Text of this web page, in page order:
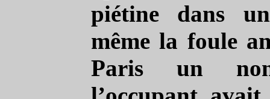
piétine dans
même la foule
Paris un